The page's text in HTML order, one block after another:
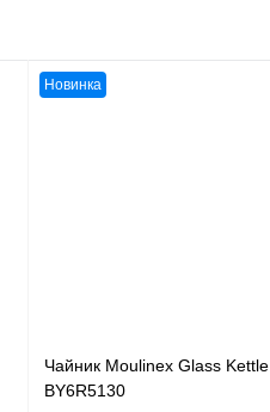
Новинка
Чайник Moulinex Glass Kettle
BY6R5130